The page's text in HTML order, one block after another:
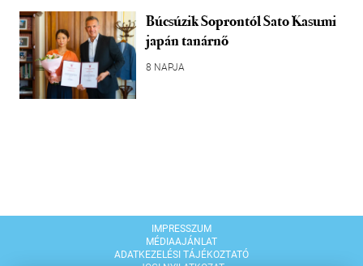
Búcsúzik Soprontól Sato Kasumi
japán tanárnő
8 NAPJA
IMPRESSZUM
MÉDIAAJÁNLAT
ADATKEZELÉSI TÁJÉKOZTATÓ